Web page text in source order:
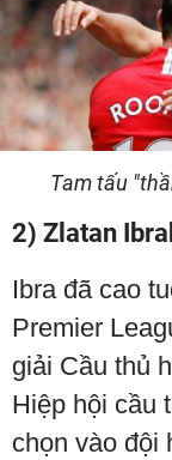
Tam tấu
2) Zlatan
Ibra đã cao
Premier
giải Cầu thủ
Hiệp hội cầu
chọn vào đội